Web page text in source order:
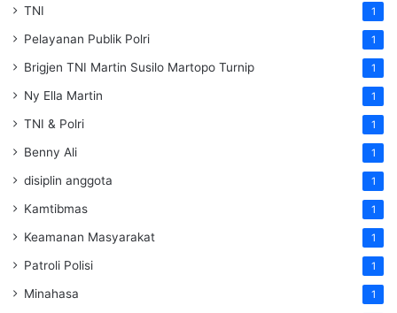
TNI 1
Pelayanan Publik Polri 1
Brigjen TNI Martin Susilo Martopo Turnip 1
Ny Ella Martin 1
TNI & Polri 1
Benny Ali 1
disiplin anggota 1
Kamtibmas 1
Keamanan Masyarakat 1
Patroli Polisi 1
Minahasa 1